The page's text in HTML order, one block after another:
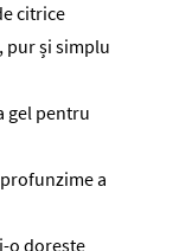
citrice
pur și simplu
gel pentru
a
o dorește